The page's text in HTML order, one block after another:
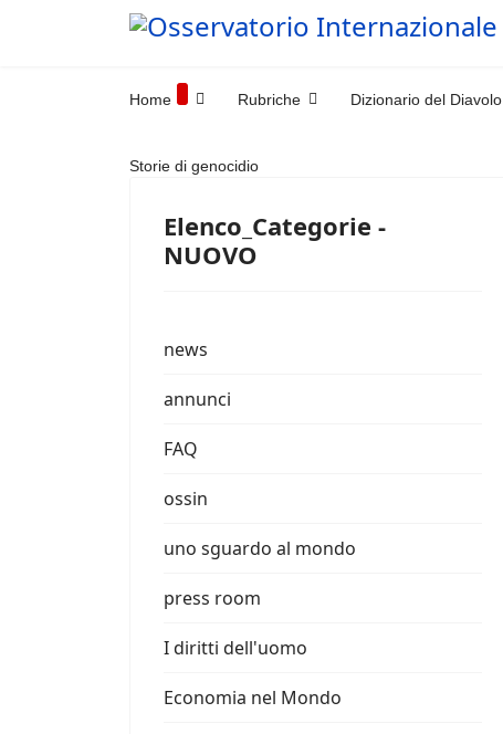
Home Rubriche Dizionario del Diavolo
Storie di genocidio
Elenco_Categorie -
NUOVO
news
annunci
FAQ
ossin
uno sguardo al mondo
press room
I diritti dell'uomo
Economia nel Mondo